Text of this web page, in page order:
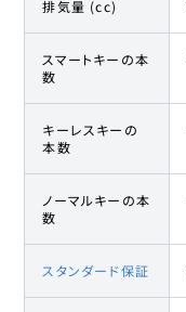
排気量 (cc)
スマートキーの本
数
キーレスキーの
本数
ノーマルキーの本
数
スタンダード保証